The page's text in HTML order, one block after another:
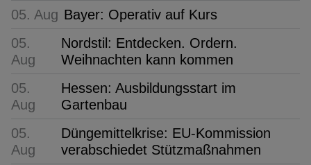
05. Aug Bayer: Operativ auf Kurs
05.
Aug
Nordstil: Entdecken. Ordern.
Weihnachten kann kommen
05.
Aug
Hessen: Ausbildungsstart im
Gartenbau
05.
Aug
Düngemittelkrise: EU-Kommission
verabschiedet Stützmaßnahmen